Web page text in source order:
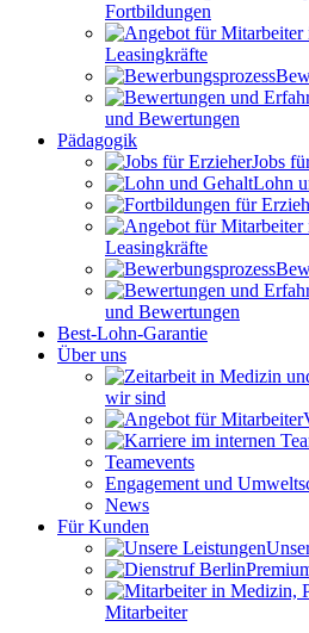
Fortbildungen
Leasingkräfte
und Bewertungen
Pädagogik
Jobs
Lohn
Leasingkräfte
und Bewertungen
Best-Lohn-Garantie
Über uns
wir sind
Teamevents
Engagement und
News
Für Kunden
Mitarbeiter